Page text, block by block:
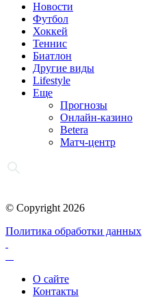
Новости
Футбол
Хоккей
Теннис
Биатлон
Другие виды
Lifestyle
Еще
Прогнозы
Онлайн-казино
Betera
Матч-центр
© Copyright 2026
Политика обработки данных
О сайте
Контакты